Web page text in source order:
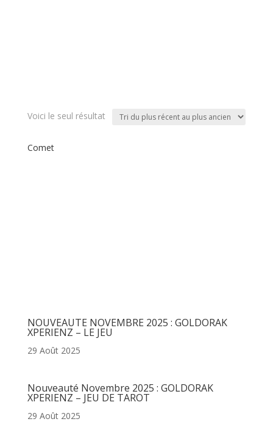
Voici le seul résultat
Comet
NOUVEAUTE NOVEMBRE 2025 : GOLDORAK
XPERIENZ – LE JEU
29 Août 2025
Nouveauté Novembre 2025 : GOLDORAK
XPERIENZ – JEU DE TAROT
29 Août 2025